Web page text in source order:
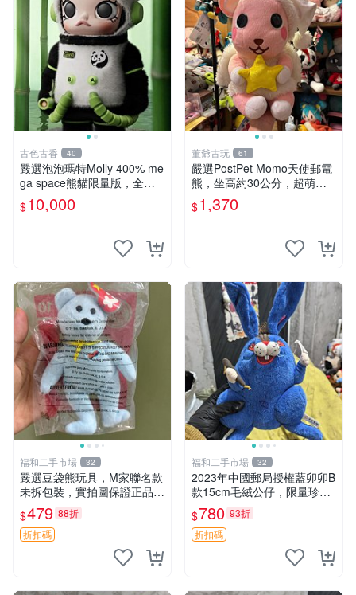
古色古香 40
嚴選泡泡瑪特Molly 400% me
ga space熊貓限量版，全新
附原Packaging。拍下即視頻
確認。 泡泡瑪特 Molly 400%
$10,000
董爺古玩 61
嚴選PostPet Momo天使郵電
熊，坐高約30公分，超萌可
愛收藏首選 天使郵電熊 Mom
o熊 玩具
$1,370
福和二手市場 32
嚴選豆袋熊玩具，M家聯名款
未拆包裝，實拍圖保證正品
豆袋玩具 嚴選 M家 豆袋熊
$479 88折
折扣碼
福和二手市場 32
2023年中國郵局授權藍卯卯B
款15cm毛絨公仔，限量珍藏
版 毛絨玩具 新年禮品 藍卯卯
限量版 15cm
$780 93折
折扣碼